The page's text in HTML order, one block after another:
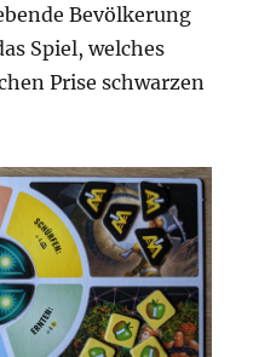
Bevölkerung
Spiel, welches
Prise schwarzen